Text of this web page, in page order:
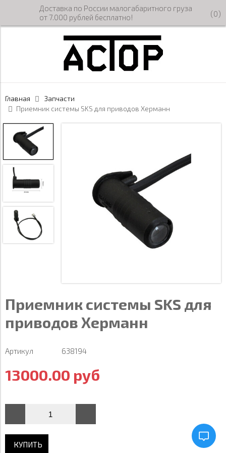
Доставка по России малогабаритного груза
от 7.000 рублей бесплатно!
(0)
Главная
Запчасти
Приемник системы SKS для приводов Херманн
Приемник системы SKS для
приводов Херманн
Артикул 638194
13000.00 руб
КУПИТЬ